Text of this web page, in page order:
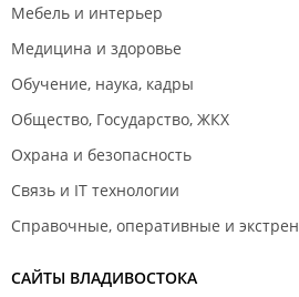
Мебель и интерьер
Медицина и здоровье
Обучение, наука, кадры
Общество, Государство, ЖКХ
Охрана и безопасность
Связь и IT технологии
Справочные, оперативные и
САЙТЫ ВЛАДИВОСТОКА